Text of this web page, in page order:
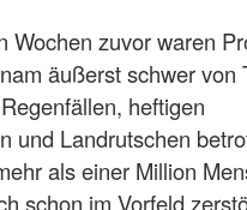
Wochen zuvor waren
äußerst schwer von
heftigen
und Landrutschen
als einer Million
schon im Vorfeld